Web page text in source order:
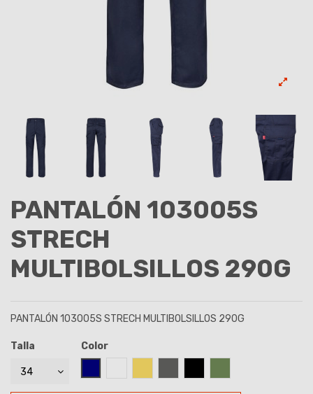
PANTALÓN 103005S
STRECH
MULTIBOLSILLOS 290G
PANTALÓN 103005S STRECH MULTIBOLSILLOS 290G
Talla
Color